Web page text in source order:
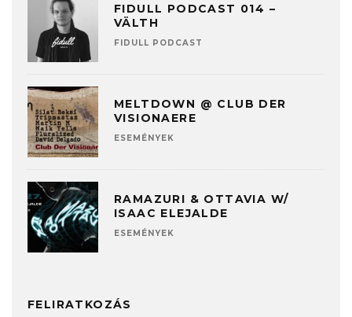
FIDULL PODCAST 014 –
VÄLTH
FIDULL PODCAST
MELTDOWN @ CLUB DER
VISIONAERE
ESEMÉNYEK
RAMAZURI & OTTAVIA W/
ISAAC ELEJALDE
ESEMÉNYEK
FELIRATKOZÁS